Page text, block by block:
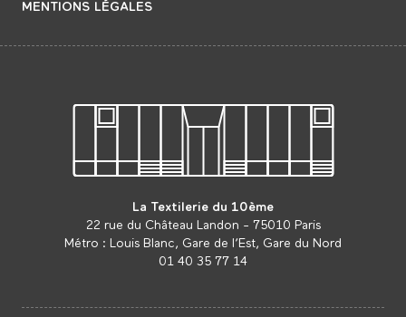
MENTIONS LÉGALES
La Textilerie du 10ème
22 rue du Château Landon - 75010 Paris
Métro : Louis Blanc, Gare de l’Est, Gare du Nord
01 40 35 77 14